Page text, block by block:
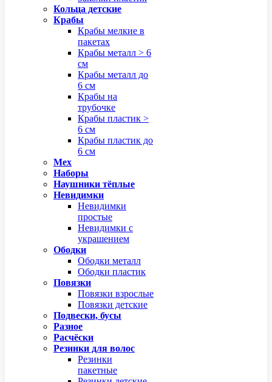
Кольца детские
Крабы
Крабы мелкие в
пакетах
Крабы металл > 6
см
Крабы металл до
6 см
Крабы на
трубочке
Крабы пластик >
6 см
Крабы пластик до
6 см
Мех
Наборы
Наушники тёплые
Невидимки
Невидимки
простые
Невидимки с
украшением
Ободки
Ободки металл
Ободки пластик
Повязки
Повязки взрослые
Повязки детские
Подвески, бусы
Разное
Расчёски
Резинки для волос
Резинки
пакетные